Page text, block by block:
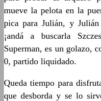
mueve la pelota en la
pica para Julián, y
¡andá a buscarla
Superman, es un golazo,
0, partido liquidado.
Queda tiempo para
que desborda y se lo